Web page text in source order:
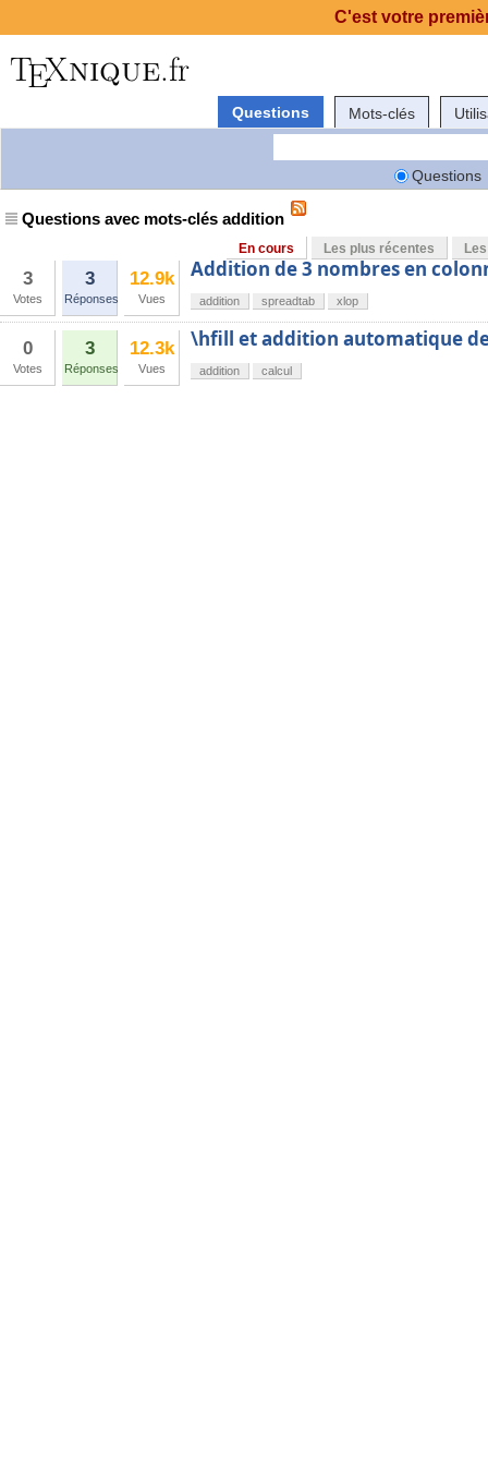
Questions Mots-clés
Questions
Questions avec mots-clés addition
En cours Les plus récentes
3
Votes
3
Réponses
12.9k
Vues
Addition de 3 nombres en
addition spreadtab xlop
0
Votes
3
Réponses
12.3k
Vues
\hfill et addition automatique
addition calcul
C'est votre